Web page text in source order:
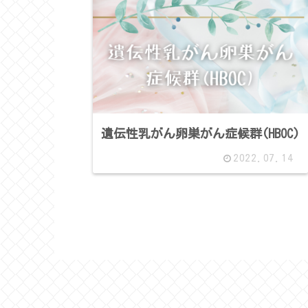
遺伝性乳がん卵巣がん症候群(HBOC)
2022.07.14